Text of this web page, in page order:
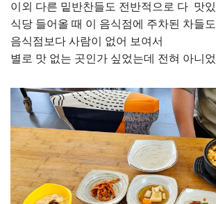
이외 다른 밑반찬들도 전반적으로 다 맛
식당 들어올 때 이 음식점에 주차된 차들
음식점보다 사람이 없어 보여서
별로 맛 없는 곳인가 싶었는데 전혀 아니